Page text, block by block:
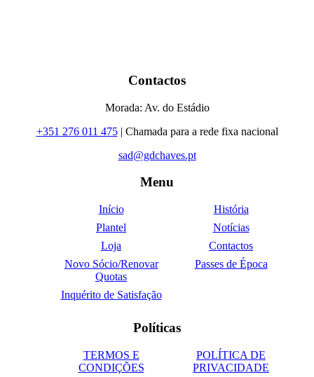
Contactos
Morada: Av. do Estádio
+351 276 011 475| Chamada para a rede fixa nacional
sad@gdchaves.pt
Menu
Início
História
Plantel
Notícias
Loja
Contactos
Novo Sócio/Renovar
Quotas
Passes de Época
Inquérito de Satisfação
Políticas
TERMOS E
CONDIÇÕES
POLÍTICA DE
PRIVACIDADE